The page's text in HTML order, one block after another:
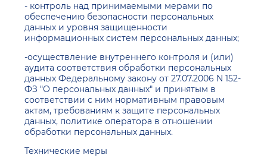
- контроль над принимаемыми мерами по
обеспечению безопасности персональных
данных и уровня защищенности
информационных систем персональных данных;
-осуществление внутреннего контроля и (или)
аудита соответствия обработки персональных
данных Федеральному закону от 27.07.2006 N 152-
ФЗ "О персональных данных" и принятым в
соответствии с ним нормативным правовым
актам, требованиям к защите персональных
данных, политике оператора в отношении
обработки персональных данных.
Технические меры